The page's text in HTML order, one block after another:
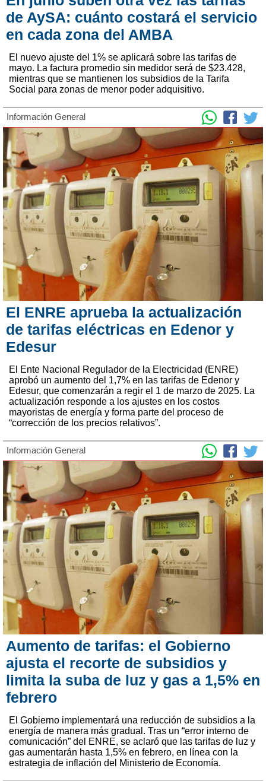
de AySA: cuánto costará el servicio
en cada zona del AMBA
El nuevo ajuste del 1% se aplicará sobre las tarifas de
mayo. La factura promedio sin medidor será de $23.428,
mientras que se mantienen los subsidios de la Tarifa
Social para zonas de menor poder adquisitivo.
Información General
El ENRE aprueba la actualización
de tarifas eléctricas en Edenor y
Edesur
El Ente Nacional Regulador de la Electricidad (ENRE)
aprobó un aumento del 1,7% en las tarifas de Edenor y
Edesur, que comenzarán a regir el 1 de marzo de 2025. La
actualización responde a los ajustes en los costos
mayoristas de energía y forma parte del proceso de
“corrección de los precios relativos”.
Información General
Aumento de tarifas: el Gobierno
ajusta el recorte de subsidios y
limita la suba de luz y gas a 1,5% en
febrero
El Gobierno implementará una reducción de subsidios a la
energía de manera más gradual. Tras un “error interno de
comunicación” del ENRE, se aclaró que las tarifas de luz y
gas aumentarán hasta 1,5% en febrero, en línea con la
estrategia de inflación del Ministerio de Economía.